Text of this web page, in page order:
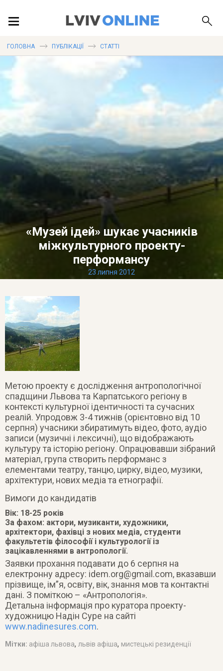
ДОВІДКА
ГОЛОВНА ПУБЛІКАЦІЇ СТАТТІ
«Музей ідей» шукає учасників
міжкультурного проекту-
перформансу
23 липня 2012
Метою проекту є дослідження антропологічної
спадщини Львова та Карпатського регіону в
контексті культурної ідентичності та сучасних
реалій. Упродовж 3-4 тижнів (орієнтовно від 10
серпня) учасники збиратимуть відео, фото, аудіо
записи (музичні і лексичні), що відображають
культуру та історію регіону. Опрацювавши зібраний
матеріал, група створить перформанс з
елементами театру, танцю, цирку, відео, музики,
архітектури, нових медіа та етнографії.
Вимоги до кандидатів
Вік: 18-25 років
За фахом: актори, музиканти, художники,
архітектори, фахівці з нових медіа, студенти
факультетів філософії і культурології із
зацікавленнями в антропології.
Заявки прохання подавати до 6 серпня на
електронну адресу: idem.org@gmail.com, вказавши
прізвище, ім”я, освіту, вік, знання мов та контактні
дані. З поміткою – «Антропологія».
Детальна інформація про куратора проекту-
художницю Надін Суре на сайті
www.nadinesures.com.
Мітки: афіша львова, львів афіша, мистецькі резиденції